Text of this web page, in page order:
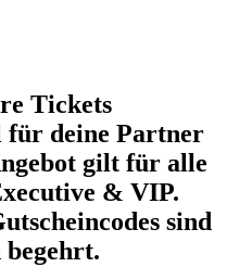
Tickets
für deine Partner
gilt für alle
& VIP.
sind